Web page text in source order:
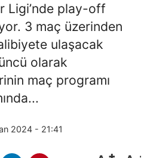
Ligi’nde play-off
3 maç üzerinden
ulaşacak
olarak
maç programı
2024 - 21:41